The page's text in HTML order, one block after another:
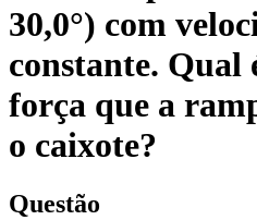
30,0°) com
constante. Qual
força que a
o caixote?
Questão